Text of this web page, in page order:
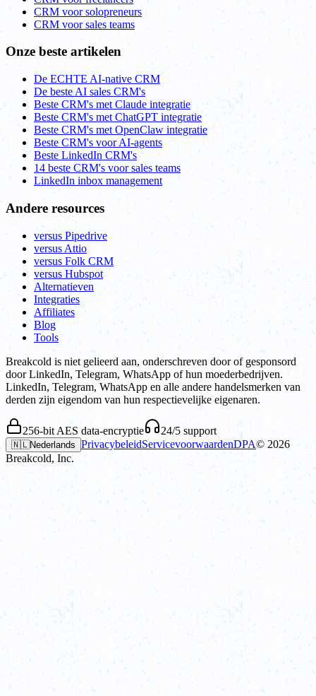
CRM voor solopreneurs
CRM voor sales teams
Onze beste artikelen
De ECHTE AI-native CRM
De beste AI sales CRM's
Beste CRM's met Claude integratie
Beste CRM's met ChatGPT integratie
Beste CRM's met OpenClaw integratie
Beste CRM's voor AI-agents
Beste LinkedIn CRM's
14 beste CRM's voor sales teams
LinkedIn inbox management
Andere resources
versus Pipedrive
versus Attio
versus Folk CRM
versus Hubspot
Alternatieven
Integraties
Affiliates
Blog
Tools
Breakcold is niet gelieerd aan, onderschreven door of gesponsord
door LinkedIn, Telegram, WhatsApp of hun moederbedrijven.
LinkedIn, Telegram, WhatsApp en alle andere handelsmerken van
derden zijn eigendom van hun respectievelijke eigenaren.
256-bit AES data-encryptie 24/5 support
🇳🇱Nederlands PrivacybeleidServicevoorwaardenDPA© 2026
Breakcold, Inc.